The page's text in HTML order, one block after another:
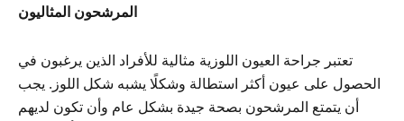
المرشحون المثاليون
تعتبر جراحة العيون اللوزية مثالية للأفراد الذين يرغبون في
الحصول على عيون أكثر استطالة وشكلًا يشبه شكل اللوز. يجب
أن يتمتع المرشحون بصحة جيدة بشكل عام وأن تكون لديهم